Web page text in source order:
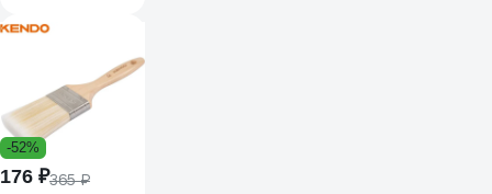
-52%
176 ₽365 ₽